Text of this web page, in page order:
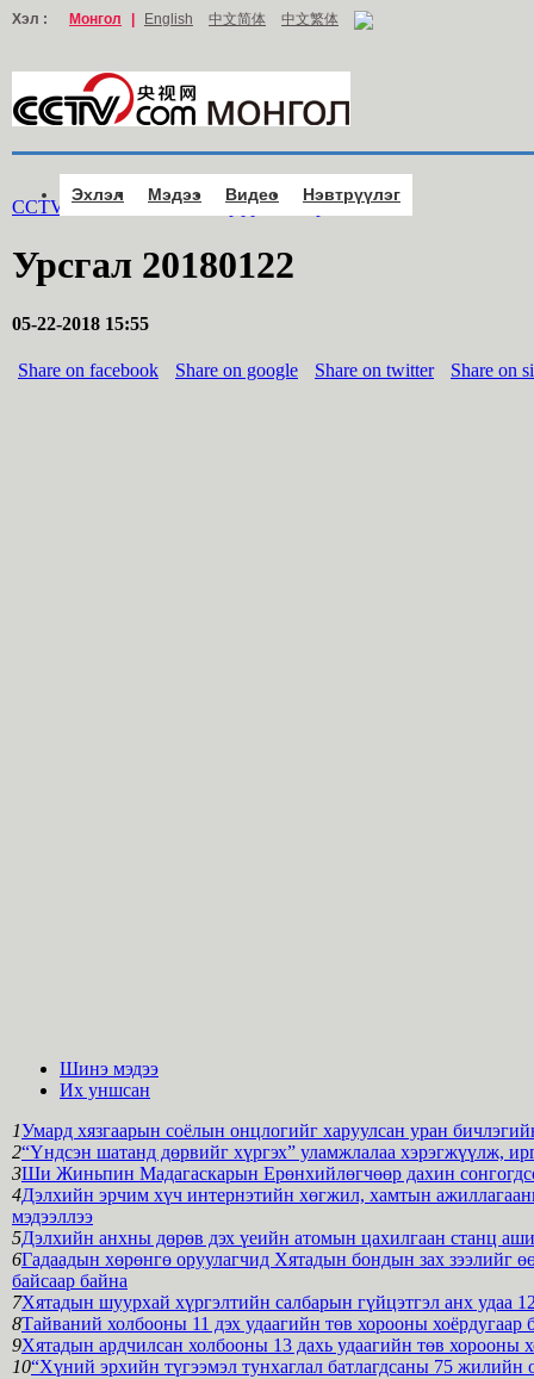
Хэл : Монгол English 中文简体 中文繁体
Эхлэл Мэдээ Видео Нэвтрүүлэг
CCTV.com Монгол > Нэвтрүүлэг >Урсгал
Урсгал 20180122
05-22-2018 15:55
Share on facebook Share on google Share on twitter Share on
Шинэ мэдээ
Их уншсан
1Умард хязгаарын соёлын онцлогийг харуулсан уран
2“Үндсэн шатанд дөрвийг хүргэх” уламжлалаа хэрэгжүүлж,
3Ши Жиньпин Мадагаскарын Ерөнхийлөгчөөр дахин
4Дэлхийн эрчим хүч интернэтийн хөгжил, хамтын
мэдээллээ
5Дэлхийн анхны дөрөв дэх үеийн атомын цахилгаан станц
6Гадаадын хөрөнгө оруулагчид Хятадын бондын зах зээлийг
байсаар байна
7Хятадын шуурхай хүргэлтийн салбарын гүйцэтгэл анх удаа
8Тайваний холбооны 11 дэх удаагийн төв хорооны хоёрдугаар
9Хятадын ардчилсан холбооны 13 дахь удаагийн төв хорооны
10“Хүний эрхийн түгээмэл тунхаглал батлагдсаны 75